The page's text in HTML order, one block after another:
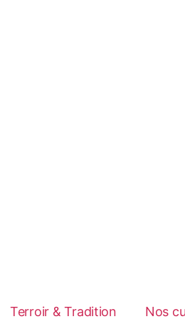
Terroir & Tradition Nos